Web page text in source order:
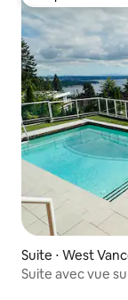
Suite ⋅ West
Suite avec vue